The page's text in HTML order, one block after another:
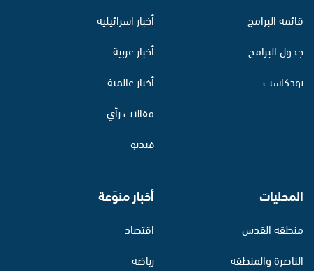
قائمة البرامج
جدول البرامج
بودكاست
أخبار اسرائيلية
أخبار عربية
أخبار عالمية
مقالات رأي
فيديو
المحليات
منطقة القدس
الناصرة والمنطقة
أخبار منوّعة
اقتصاد
رياضة